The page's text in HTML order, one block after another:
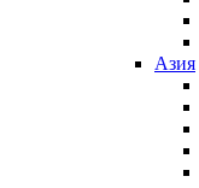
Азия